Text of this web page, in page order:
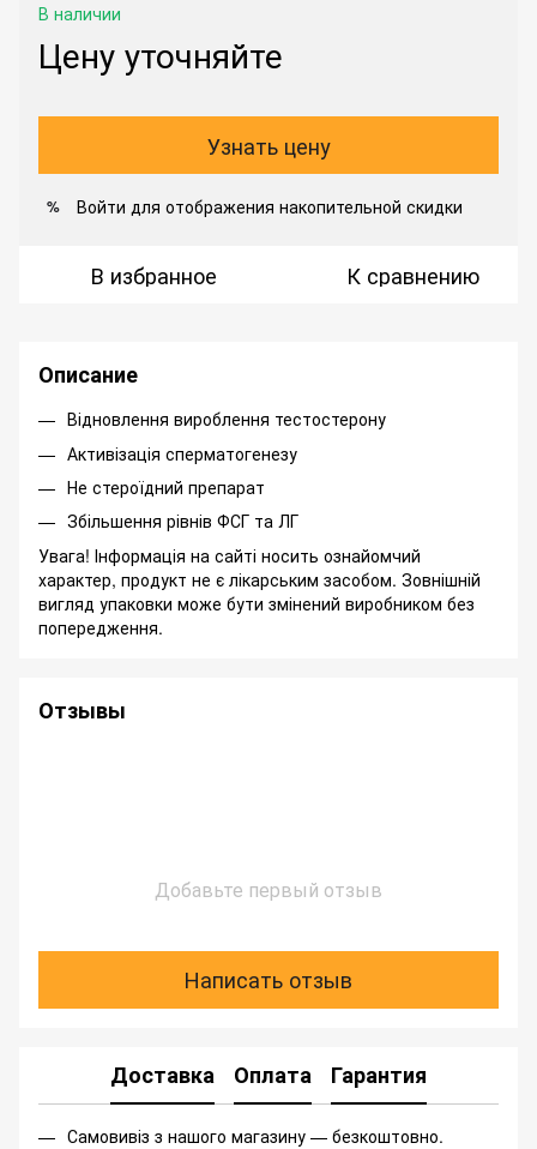
В наличии
Цену уточняйте
Узнать цену
% Войти для отображения накопительной скидки
В избранное К сравнению
Описание
Відновлення вироблення тестостерону
Активізація сперматогенезу
Не стероїдний препарат
Збільшення рівнів ФСГ та ЛГ
Увага! Інформація на сайті носить ознайомчий
характер, продукт не є лікарським засобом. Зовнішній
вигляд упаковки може бути змінений виробником без
попередження.
Отзывы
Добавьте первый отзыв
Написать отзыв
Доставка Оплата Гарантия
Самовивіз з нашого магазину — безкоштовно.